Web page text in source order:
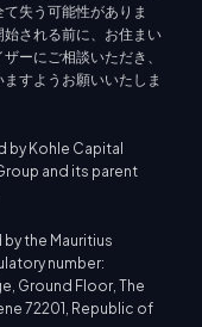
失う可能性がありま
される前に、お住まい
ーにご相談いただき、
すようお願いいたしま
by Kohle Capital
and its parent
the Mauritius
number:
Ground Floor, The
72201, Republic of